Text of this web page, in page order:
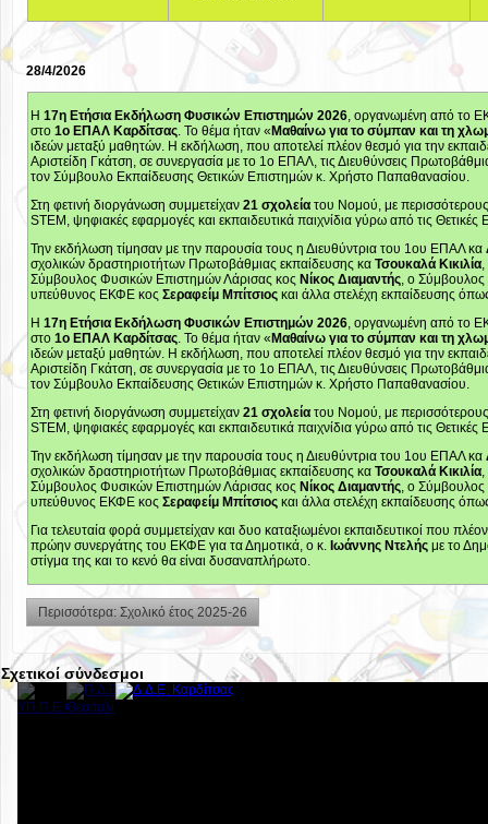
28/4/2026
Η 17η Ετήσια Εκδήλωση Φυσικών Επιστημών 2026, οργανωμένη από το
στο 1ο ΕΠΑΛ Καρδίτσας. Το θέμα ήταν « Μαθαίνω για το σύμπαν και τη
ιδεών μεταξύ μαθητών. Η εκδήλωση, που αποτελεί πλέον θεσμό για την
Αριστείδη Γκάτση, σε συνεργασία με το 1ο ΕΠΑΛ, τις Διευθύνσεις
τον Σύμβουλο Εκπαίδευσης Θετικών Επιστημών κ. Χρήστο Παπαθανασίου.
Στη φετινή διοργάνωση συμμετείχαν 21 σχολεία του Νομού, με
STEM, ψηφιακές εφαρμογές και εκπαιδευτικά παιχνίδια γύρω από τις Θετικές
Την εκδήλωση τίμησαν με την παρουσία τους η Διευθύντρια του 1ου ΕΠΑΛ κα
σχολικών δραστηριοτήτων Πρωτοβάθμιας εκπαίδευσης κα Τσουκαλά Κικιλία
Σύμβουλος Φυσικών Επιστημών Λάρισας κος Νίκος Διαμαντής, ο
υπεύθυνος ΕΚΦΕ κος Σεραφείμ Μπίτσιος και άλλα στελέχη εκπαίδευσης
Η 17η Ετήσια Εκδήλωση Φυσικών Επιστημών 2026, οργανωμένη από το
στο 1ο ΕΠΑΛ Καρδίτσας. Το θέμα ήταν « Μαθαίνω για το σύμπαν και τη
ιδεών μεταξύ μαθητών. Η εκδήλωση, που αποτελεί πλέον θεσμό για την
Αριστείδη Γκάτση, σε συνεργασία με το 1ο ΕΠΑΛ, τις Διευθύνσεις
τον Σύμβουλο Εκπαίδευσης Θετικών Επιστημών κ. Χρήστο Παπαθανασίου.
Στη φετινή διοργάνωση συμμετείχαν 21 σχολεία του Νομού, με
STEM, ψηφιακές εφαρμογές και εκπαιδευτικά παιχνίδια γύρω από τις Θετικές
Την εκδήλωση τίμησαν με την παρουσία τους η Διευθύντρια του 1ου ΕΠΑΛ κα
σχολικών δραστηριοτήτων Πρωτοβάθμιας εκπαίδευσης κα Τσουκαλά Κικιλία
Σύμβουλος Φυσικών Επιστημών Λάρισας κος Νίκος Διαμαντής, ο
υπεύθυνος ΕΚΦΕ κος Σεραφείμ Μπίτσιος και άλλα στελέχη εκπαίδευσης
Για τελευταία φορά συμμετείχαν και δυο καταξιωμένοι εκπαιδευτικοί που
πρώην συνεργάτης του ΕΚΦΕ για τα Δημοτικά, ο κ. Ιωάννης Ντελής με το
στίγμα της και το κενό θα είναι δυσαναπλήρωτο.
Περισσότερα: Σχολικό έτος 2025-26
Σχετικοί σύνδεσμοι